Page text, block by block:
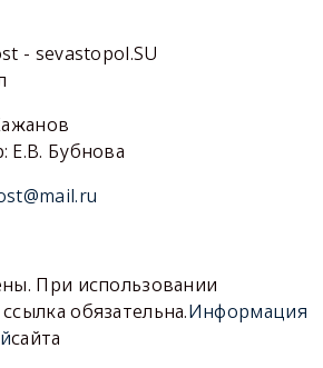
- sevastopol.SU
Е.В. Бубнова
При использовании
обязательна.Информация
сайта